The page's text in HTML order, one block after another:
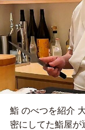
鮨 のべつを紹介
密にしてた鮨屋が